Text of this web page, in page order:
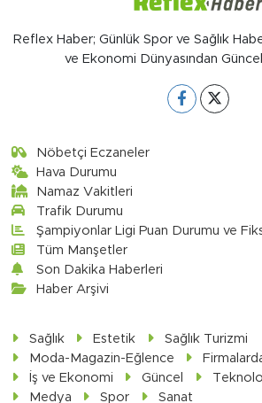
Reflex Haber; Günlük Spor ve Sağlık
ve Ekonomi Dünyasından
Nöbetçi Eczaneler
Hava Durumu
Namaz Vakitleri
Trafik Durumu
Şampiyonlar Ligi Puan Durumu ve
Tüm Manşetler
Son Dakika Haberleri
Haber Arşivi
Sağlık Estetik
Sağlık Turizmi
Moda-Magazin-Eğlence
İş ve Ekonomi
Güncel
Medya
Spor Sanat